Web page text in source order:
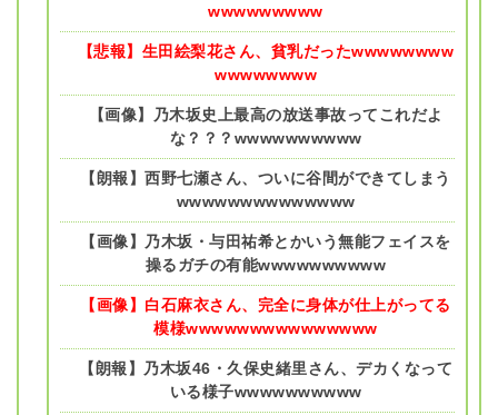
wwwwwwwww
【悲報】生田絵梨花さん、貧乳だったwwwwwwww
wwwwwwww
【画像】乃木坂史上最高の放送事故ってこれだよ
な？？？wwwwwwwwww
【朗報】西野七瀬さん、ついに谷間ができてしまう
wwwwwwwwwwwwww
【画像】乃木坂・与田祐希とかいう無能フェイスを
操るガチの有能wwwwwwwwww
【画像】白石麻衣さん、完全に身体が仕上がってる
模様wwwwwwwwwwwwwww
【朗報】乃木坂46・久保史緒里さん、デカくなって
いる様子wwwwwwwwww